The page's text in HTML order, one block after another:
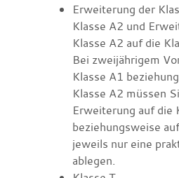
Erweiterung der
Klasse A2 und
Klasse A2 auf die
Bei zweijährigem
Klasse A1
Klasse A2 müssen
Erweiterung auf die
beziehungsweise
jeweils nur eine
ablegen.